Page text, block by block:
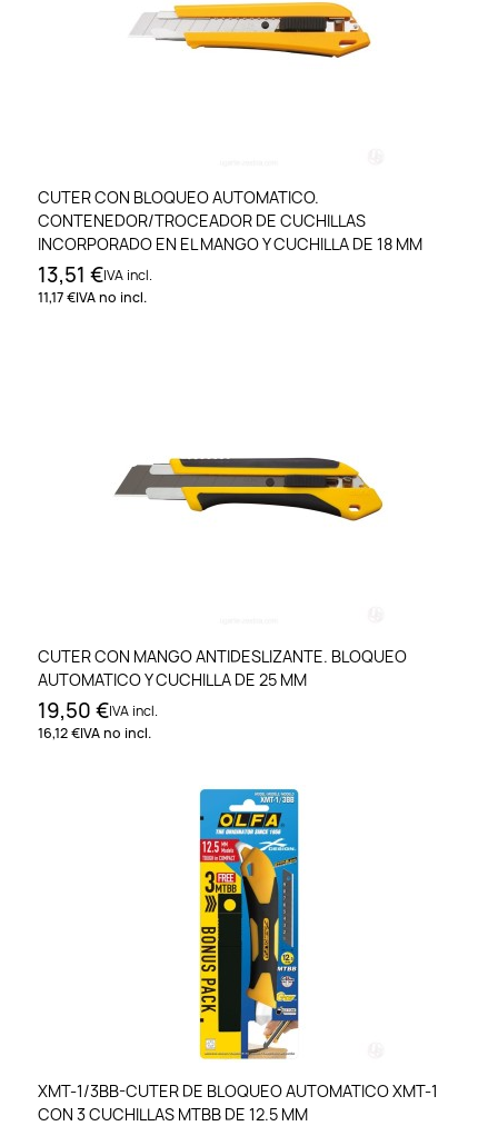
CUTER CON BLOQUEO AUTOMATICO.
CONTENEDOR/TROCEADOR DE CUCHILLAS
INCORPORADO EN EL MANGO Y CUCHILLA DE 18 MM
13,51 €IVA incl.
11,17 €IVA no incl.
CUTER CON MANGO ANTIDESLIZANTE. BLOQUEO
AUTOMATICO Y CUCHILLA DE 25 MM
19,50 €IVA incl.
16,12 €IVA no incl.
XMT-1/3BB-CUTER DE BLOQUEO AUTOMATICO XMT-1
CON 3 CUCHILLAS MTBB DE 12.5 MM